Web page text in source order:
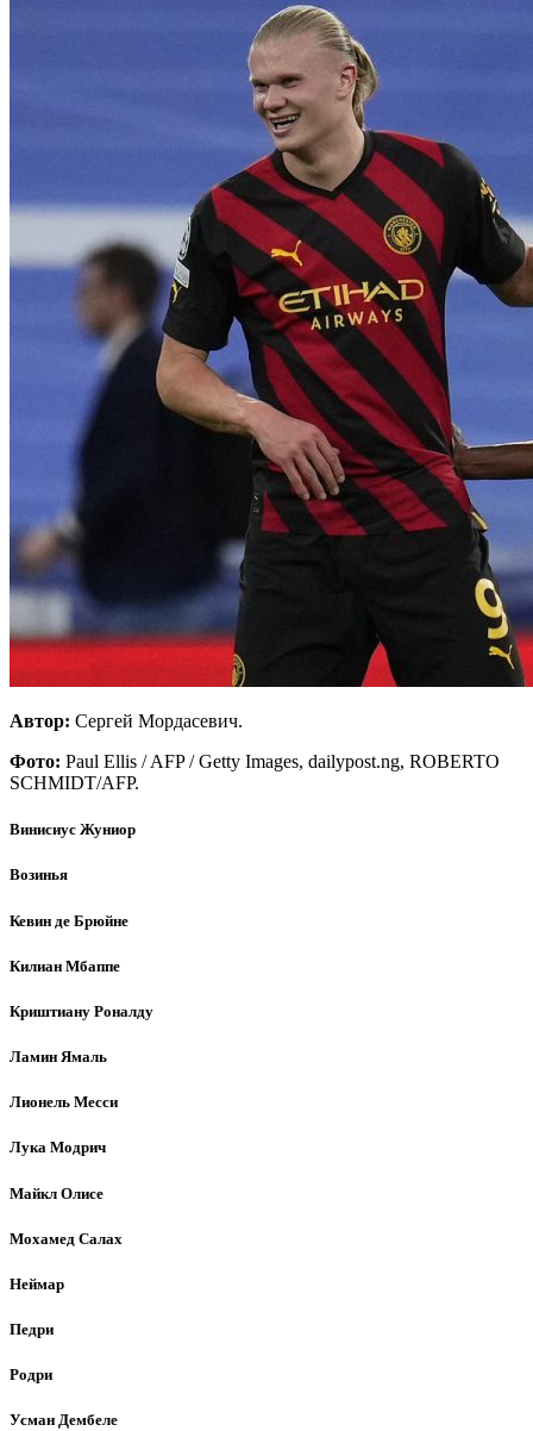
Автор: Сергей Мордасевич.
Фото: Paul Ellis / AFP / Getty Images, dailypost.ng, ROBERTO
SCHMIDT/AFP.
Винисиус Жуниор
Возинья
Кевин де Брюйне
Килиан Мбаппе
Криштиану Роналду
Ламин Ямаль
Лионель Месси
Лука Модрич
Майкл Олисе
Мохамед Салах
Неймар
Педри
Родри
Усман Дембеле